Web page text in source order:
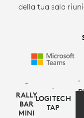
della tua sala
RALLY
BAR
MINI
LOGITECH
TAP